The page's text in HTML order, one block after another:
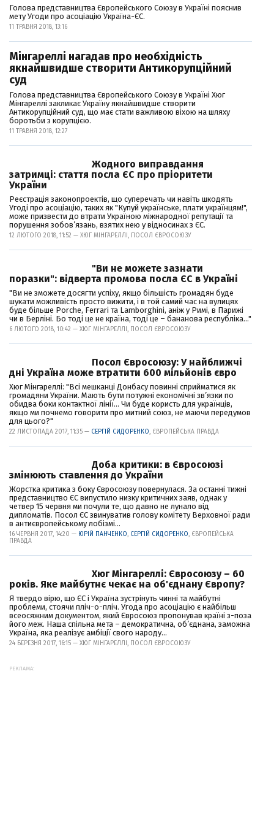
Голова представництва Європейського Союзу в Україні пояснив
мету Угоди про асоціацію Україна-ЄС.
11 ТРАВНЯ 2018, 13:16
Мінгареллі нагадав про необхідність
якнайшвидше створити Антикорупційний
суд
Голова представництва Європейського Союзу в Україні Хюг
Мінгареллі закликає Україну якнайшвидше створити
Антикорупційний суд, що має стати важливою віхою на шляху
боротьби з корупцією.
11 ТРАВНЯ 2018, 12:27
Жодного виправдання
затримці: стаття посла ЄС про пріоритети
України
Реєстрація законопроектів, що суперечать чи навіть шкодять
Угоді про асоціацію, таких як "Купуй українське, плати українцям!",
може призвести до втрати Україною міжнародної репутації та
порушення зобов’язань, взятих нею у відносинах з ЄС.
12 ЛЮТОГО 2018, 11:52 — ХЮГ МІНГАРЕЛЛІ, ПОСОЛ ЄВРОСОЮЗУ
"Ви не можете зазнати
поразки": відверта промова посла ЄС в Україні
"Ви не зможете досягти успіху, якщо більшість громадян буде
шукати можливість просто вижити, і в той самий час на вулицях
буде більше Porche, Ferrari та Lamborghini, аніж у Римі, в Парижі
чи в Берліні. Бо тоді це не країна, тоді це – бананова республіка..."
6 ЛЮТОГО 2018, 10:42 — ХЮГ МІНГАРЕЛЛІ, ПОСОЛ ЄВРОСОЮЗУ
Посол Євросоюзу: У найближчі
дні Україна може втратити 600 мільйонів євро
Хюг Мінгареллі: "Всі мешканці Донбасу повинні сприйматися як
громадяни України. Мають бути потужні економічні зв’язки по
обидва боки контактної лінії... Чи буде користь для українців,
якщо ми почнемо говорити про митний союз, не маючи передумов
для цього?"
22 ЛИСТОПАДА 2017, 11:35 — СЕРГІЙ СИДОРЕНКО, ЄВРОПЕЙСЬКА ПРАВДА
Доба критики: в Євросоюзі
змінюють ставлення до України
Жорстка критика з боку Євросоюзу повернулася. За останні тижні
представництво ЄС випустило низку критичних заяв, однак у
четвер 15 червня ми почули те, що давно не лунало від
дипломатів. Посол ЄС звинуватив голову комітету Верховної ради
в антиєвропейському лобізмі...
16 ЧЕРВНЯ 2017, 14:20 — ЮРІЙ ПАНЧЕНКО, СЕРГІЙ СИДОРЕНКО, ЄВРОПЕЙСЬКА
ПРАВДА
Хюг Мінгареллі: Євросоюзу – 60
років. Яке майбутнє чекає на об'єднану Європу?
Я твердо вірю, що ЄС і Україна зустрінуть чинні та майбутні
проблеми, стоячи пліч-о-пліч. Угода про асоціацію є найбільш
всеосяжним документом, який Євросоюз пропонував країні з-поза
його меж. Наша спільна мета – демократична, об’єднана, заможна
Україна, яка реалізує амбіції свого народу...
24 БЕРЕЗНЯ 2017, 16:15 — ХЮГ МІНГАРЕЛЛІ, ПОСОЛ ЄВРОСОЮЗУ
РЕКЛАМА: